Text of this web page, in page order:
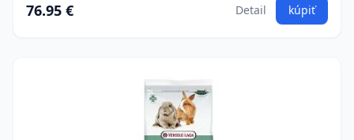
76.95 € Detail kúpiť